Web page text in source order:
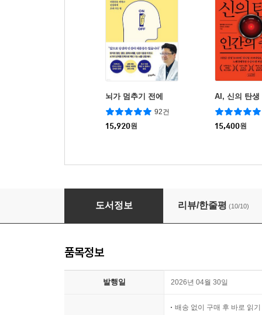
뇌가 멈추기 전에
92건
15,920원
AI, 신의 탄생
15,400원
착한 염증 나쁜 염증
도서정보 리뷰/한줄평 (10/10)
품목정보
발행일 2026년 04월 30일
배송 없이 구매 후 바로 읽기